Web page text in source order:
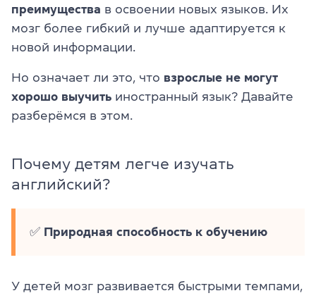
преимущества в освоении новых языков. Их
мозг более гибкий и лучше адаптируется к
новой информации.
Но означает ли это, что взрослые не могут
хорошо выучить иностранный язык? Давайте
разберёмся в этом.
Почему детям легче изучать
английский?
✅ Природная способность к обучению
У детей мозг развивается быстрыми темпами,